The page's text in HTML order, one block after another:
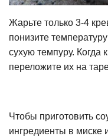
Жарьте только 3-4
понизите
сухую темпуру. Когда
переложите их на
Чтобы приготовить
ингредиенты в миске